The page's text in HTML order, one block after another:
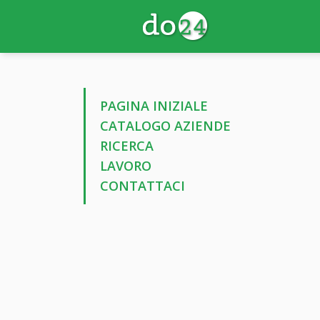
PAGINA INIZIALE
CATALOGO AZIENDE
RICERCA
LAVORO
CONTATTACI